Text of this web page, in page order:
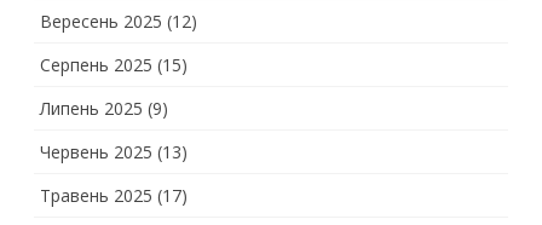
Вересень 2025 (12)
Серпень 2025 (15)
Липень 2025 (9)
Червень 2025 (13)
Травень 2025 (17)